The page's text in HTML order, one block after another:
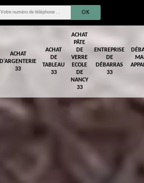
ACHAT
D'ARGENTERIE
33
ACHAT
DE
TABLEAU
33
ACHAT
PÂTE
DE
VERRE
ECOLE
DE
NANCY
33
ENTREPRISE
DE
DÉBARRAS
33